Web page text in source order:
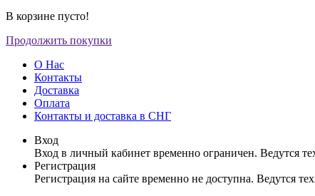
В корзине пусто!
Продолжить покупки
О Нас
Контакты
Доставка
Оплата
Контакты и доставка в СНГ
Вход
Вход в личный кабинет временно ограничен. Ведутся
Регистрация
Регистрация на сайте временно не доступна. Ведутся